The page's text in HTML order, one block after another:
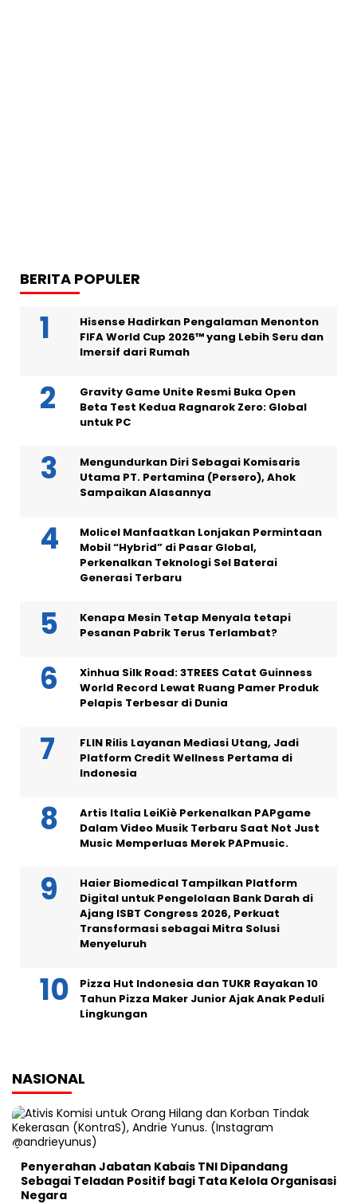
BERITA POPULER
Hisense Hadirkan Pengalaman Menonton
FIFA World Cup 2026™ yang Lebih Seru dan
Imersif dari Rumah
Gravity Game Unite Resmi Buka Open
Beta Test Kedua Ragnarok Zero: Global
untuk PC
Mengundurkan Diri Sebagai Komisaris
Utama PT. Pertamina (Persero), Ahok
Sampaikan Alasannya
Molicel Manfaatkan Lonjakan Permintaan
Mobil “Hybrid” di Pasar Global,
Perkenalkan Teknologi Sel Baterai
Generasi Terbaru
Kenapa Mesin Tetap Menyala tetapi
Pesanan Pabrik Terus Terlambat?
Xinhua Silk Road: 3TREES Catat Guinness
World Record Lewat Ruang Pamer Produk
Pelapis Terbesar di Dunia
FLIN Rilis Layanan Mediasi Utang, Jadi
Platform Credit Wellness Pertama di
Indonesia
Artis Italia LeiKiè Perkenalkan PAPgame
Dalam Video Musik Terbaru Saat Not Just
Music Memperluas Merek PAPmusic.
Haier Biomedical Tampilkan Platform
Digital untuk Pengelolaan Bank Darah di
Ajang ISBT Congress 2026, Perkuat
Transformasi sebagai Mitra Solusi
Menyeluruh
Pizza Hut Indonesia dan TUKR Rayakan 10
Tahun Pizza Maker Junior Ajak Anak Peduli
Lingkungan
NASIONAL
Penyerahan Jabatan Kabais TNI Dipandang
Sebagai Teladan Positif bagi Tata Kelola Organisasi
Negara